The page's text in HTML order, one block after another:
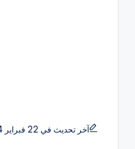
آخر تحديث في 22 فبراير 2024